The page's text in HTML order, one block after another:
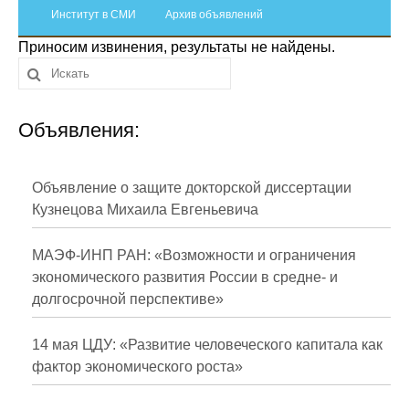
Отчетность
Противодействие коррупции
Материалы для СМИ
Публикации
Научная жизнь
Проблемы прогнозирования
О журнале
Номера журналов
Институт в СМИ Архив объявлений
Приносим извинения, результаты не найдены.
Объявления:
Объявление о защите докторской диссертации
Кузнецова Михаила Евгеньевича
МАЭФ-ИНП РАН: «Возможности и ограничения
экономического развития России в средне- и
долгосрочной перспективе»
14 мая ЦДУ: «Развитие человеческого капитала как
фактор экономического роста»